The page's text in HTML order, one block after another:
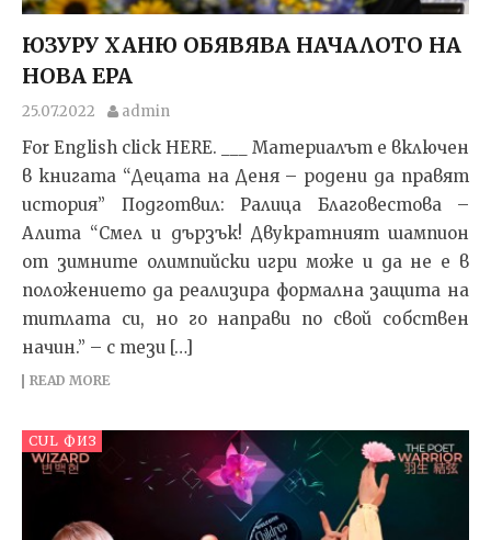
ЮЗУРУ ХАНЮ ОБЯВЯВА НАЧАЛОТО НА
НОВА ЕРА
25.07.2022 admin
For English click HERE. ___ Материалът е включен
в книгата “Децата на Деня – родени да правят
история” Подготвил: Ралица Благовестова –
Алита “Смел и дързък! Двукратният шампион
от зимните олимпийски игри може и да не е в
положението да реализира формална защита на
титлата си, но го направи по свой собствен
начин.” – с тези […]
READ MORE
CUL ФИЗ